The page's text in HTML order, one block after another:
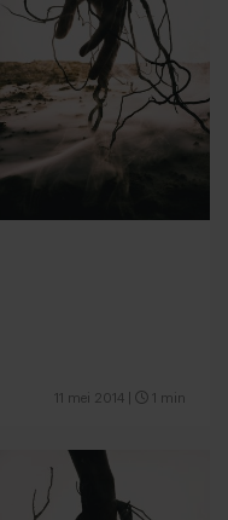
11 mei 2014 1 min